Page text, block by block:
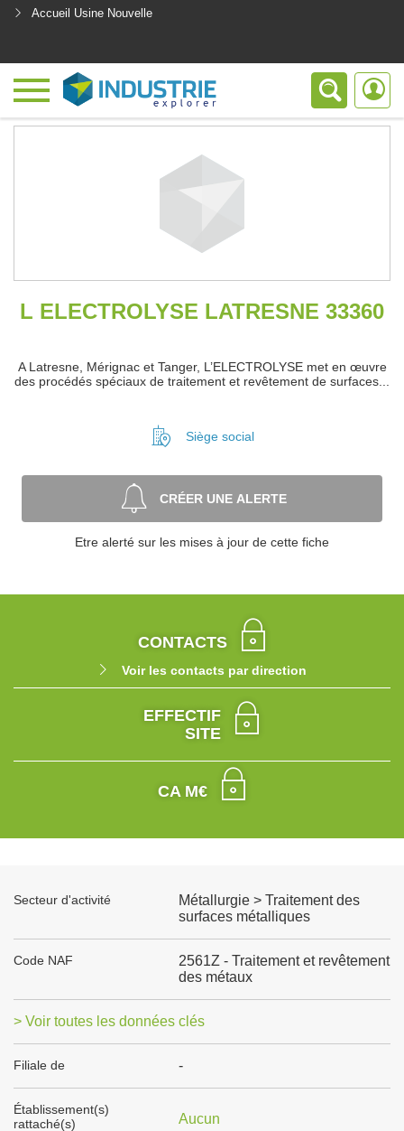
Accueil Usine Nouvelle
L ELECTROLYSE LATRESNE 33360
A Latresne, Mérignac et Tanger, L’ELECTROLYSE met en œuvre
des procédés spéciaux de traitement et revêtement de surfaces...
Siège social
CRÉER UNE ALERTE
Etre alerté sur les mises à jour de cette fiche
CONTACTS
Voir les contacts par direction
EFFECTIF
SITE
CA M€
Secteur d'activité
Métallurgie > Traitement des
surfaces métalliques
Code NAF
2561Z - Traitement et revêtement
des métaux
> Voir toutes les données clés
Filiale de -
Établissement(s)
rattaché(s)
Aucun